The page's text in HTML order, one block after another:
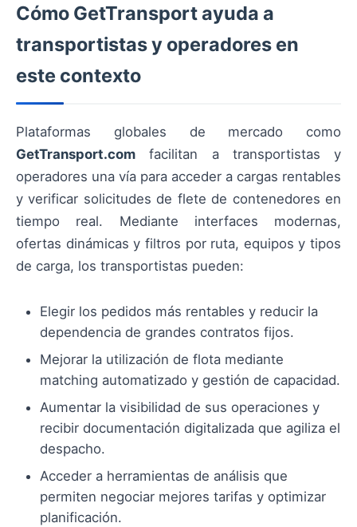
Cómo GetTransport ayuda a
transportistas y operadores en
este contexto
Plataformas globales de mercado como
GetTransport.com facilitan a transportistas y
operadores una vía para acceder a cargas rentables
y verificar solicitudes de flete de contenedores en
tiempo real. Mediante interfaces modernas,
ofertas dinámicas y filtros por ruta, equipos y tipos
de carga, los transportistas pueden:
Elegir los pedidos más rentables y reducir la
dependencia de grandes contratos fijos.
Mejorar la utilización de flota mediante
matching automatizado y gestión de capacidad.
Aumentar la visibilidad de sus operaciones y
recibir documentación digitalizada que agiliza el
despacho.
Acceder a herramientas de análisis que
permiten negociar mejores tarifas y optimizar
planificación.